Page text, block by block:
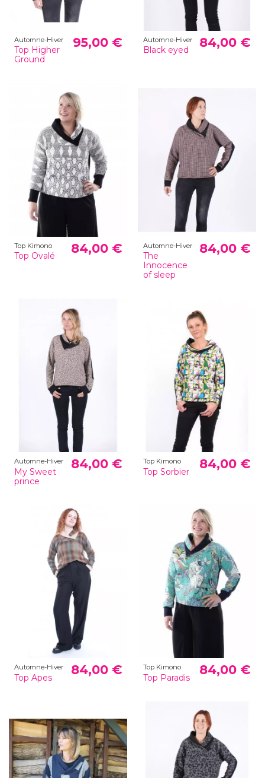
Automne-Hiver
Top Higher
Ground
95,00 € Automne-Hiver
Black eyed
84,00 €
Top Kimono
Top Ovalé
84,00 € Automne-Hiver
The
Innocence
of sleep
84,00 €
Automne-Hiver
My Sweet
prince
84,00 € Top Kimono
Top Sorbier
84,00 €
Automne-Hiver
Top Apes
84,00 € Top Kimono
Top Paradis
84,00 €